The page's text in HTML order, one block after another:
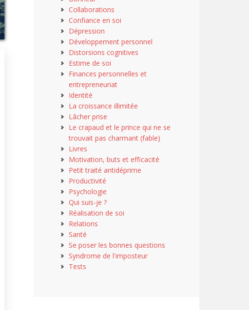
Collaborations
Confiance en soi
Dépression
Développement personnel
Distorsions cognitives
Estime de soi
Finances personnelles et
entrepreneuriat
Identité
La croissance illimitée
Lâcher prise
Le crapaud et le prince qui ne se
trouvait pas charmant (fable)
Livres
Motivation, buts et efficacité
Petit traité antidéprime
Productivité
Psychologie
Qui suis-je ?
Réalisation de soi
Relations
Santé
Se poser les bonnes questions
Syndrome de l'imposteur
Tests